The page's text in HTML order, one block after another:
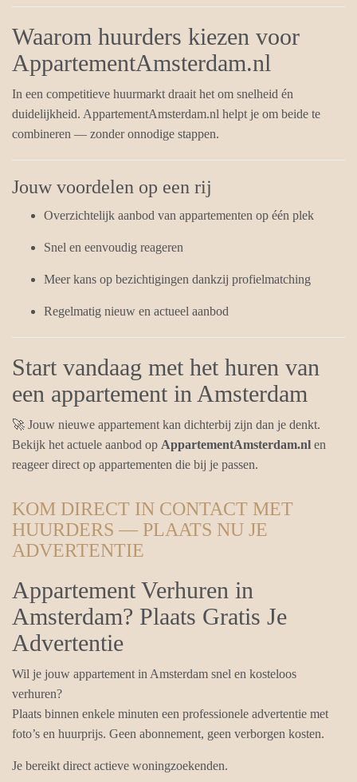
Waarom huurders kiezen voor
AppartementAmsterdam.nl
In een competitieve huurmarkt draait het om snelheid én
duidelijkheid. AppartementAmsterdam.nl helpt je om beide te
combineren — zonder onnodige stappen.
Jouw voordelen op een rij
Overzichtelijk aanbod van appartementen op één plek
Snel en eenvoudig reageren
Meer kans op bezichtigingen dankzij profielmatching
Regelmatig nieuw en actueel aanbod
Start vandaag met het huren van
een appartement in Amsterdam
🚀 Jouw nieuwe appartement kan dichterbij zijn dan je denkt.
Bekijk het actuele aanbod op AppartementAmsterdam.nl en
reageer direct op appartementen die bij je passen.
KOM DIRECT IN CONTACT MET
HUURDERS — PLAATS NU JE
ADVERTENTIE
Appartement Verhuren in
Amsterdam? Plaats Gratis Je
Advertentie
Wil je jouw appartement in Amsterdam snel en kosteloos
verhuren?
Plaats binnen enkele minuten een professionele advertentie met
foto’s en huurprijs. Geen abonnement, geen verborgen kosten.
Je bereikt direct actieve woningzoekenden.